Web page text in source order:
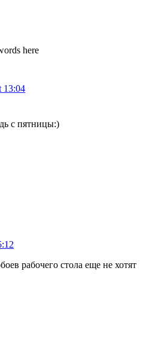
here
13:04
с пятницы:)
рабочего стола еще не хотят